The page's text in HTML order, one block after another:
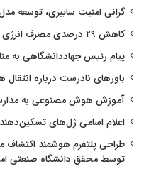
گرانی امنیت سایبری، توسعه
کاهش ۲۹ درصدی مصرف انرژی ساختمان‌ها با یک طراحی هوشمند
پیام رئیس جهاددانشگاهی به
باورهای نادرست درباره انتقال
آموزش هوش مصنوعی به
اعلام اسامی ژل‌های
طراحی پلتفرم هوشمند
توسط محقق دانشگاه صنعتی